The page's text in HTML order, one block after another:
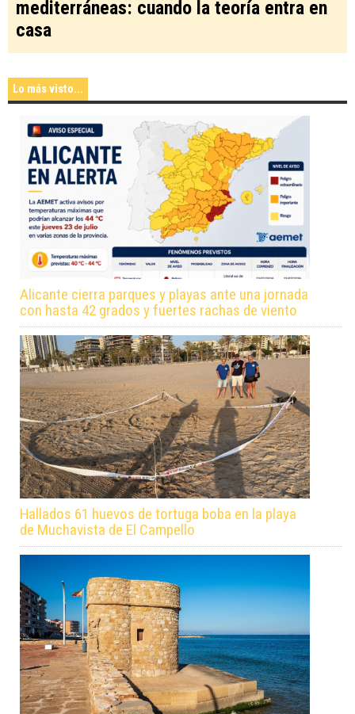
mediterráneas: cuando la teoría entra en
casa
Lo más visto...
Alicante cierra parques y playas ante una jornada
con hasta 42 grados y fuertes rachas de viento
Hallados 61 huevos de tortuga boba en la playa
de Muchavista de El Campello